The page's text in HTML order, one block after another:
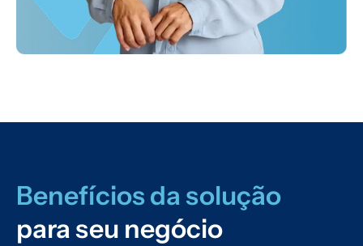
Benefícios da solução
para seu negócio